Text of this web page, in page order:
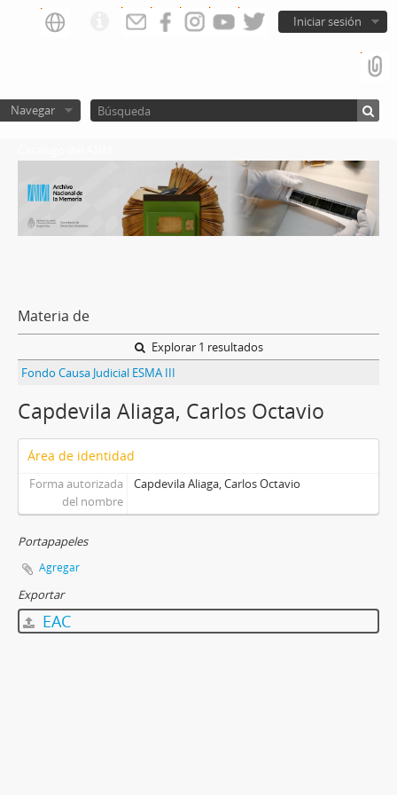
Iniciar sesión
Navegar
Materia de
Explorar 1 resultados
Fondo Causa Judicial ESMA III
Capdevila Aliaga, Carlos Octavio
Área de identidad
Forma autorizada
del nombre
Capdevila Aliaga, Carlos Octavio
Portapapeles
Agregar
Exportar
EAC